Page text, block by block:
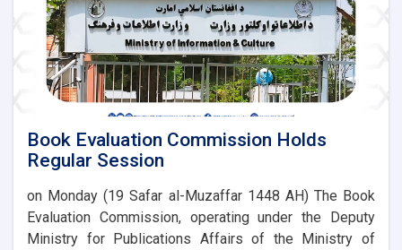
Book Evaluation Commission Holds
Regular Session
on Monday (19 Safar al-Muzaffar 1448 AH) The Book
Evaluation Commission, operating under the Deputy
Ministry for Publications Affairs of the Ministry of